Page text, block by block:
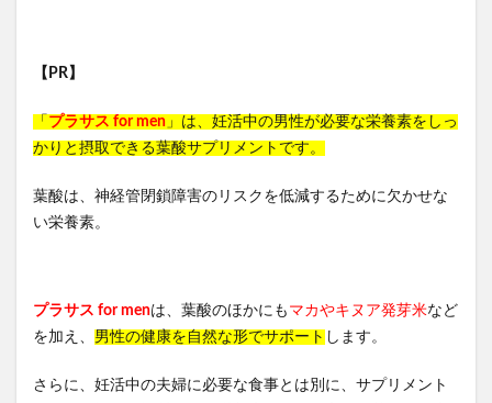
【PR】
「 プラサス for men 」は、妊活中の男性が必要な栄養素をしっ
かりと摂取できる葉酸サプリメントです。
葉酸は、神経管閉鎖障害のリスクを低減するために欠かせな
い栄養素。
プラサス for menは、葉酸のほかにも マカやキヌア発芽米など
を加え、 男性の健康を自然な形でサポート します。
さらに、妊活中の夫婦に必要な食事とは別に、サプリメント